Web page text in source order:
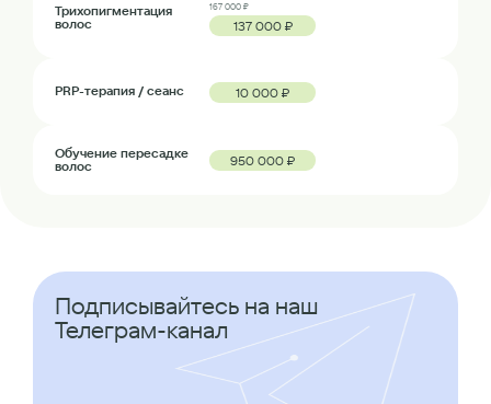
Трихопигментация
волос
167 000 ₽
137 000 ₽
PRP-терапия / сеанс 10 000 ₽
Обучение пересадке
волос
950 000 ₽
Подписывайтесь на наш
Телеграм-канал